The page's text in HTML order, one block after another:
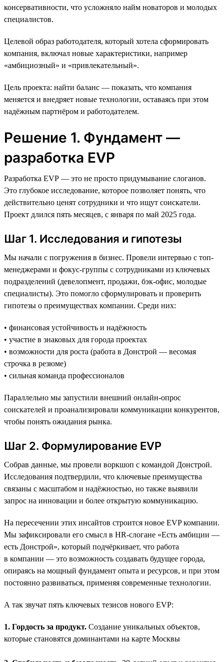
консервативности, что усложняло найм новаторов и молодых
специалистов.
Целевой образ работодателя, который хотела сформировать
компания, включал новые характеристики, например
«амбициозный» и «привлекательный».
Цель проекта: найти баланс — показать, что компания
меняется и внедряет новые технологии, оставаясь при этом
надёжным партнёром и работодателем.
Решение 1. Фундамент —
разработка EVP
Разработка EVP — это не просто придумывание слоганов.
Это глубокое исследование, которое позволяет понять, что
действительно ценят сотрудники и что ищут соискатели.
Проект длился пять месяцев, с января по май 2025 года.
Шаг 1. Исследования и гипотезы
Мы начали с погружения в бизнес. Провели интервью с топ-
менеджерами и фокус-группы с сотрудниками из ключевых
подразделений (девелопмент, продажи, бэк-офис, молодые
специалисты). Это помогло сформулировать и проверить
гипотезы о преимуществах компании. Среди них:
• финансовая устойчивость и надёжность
• участие в знаковых для города проектах
• возможности для роста (работа в Донстрой — весомая
строчка в резюме)
• сильная команда профессионалов
Параллельно мы запустили внешний онлайн-опрос
соискателей и проанализировали коммуникации конкурентов,
чтобы понять ожидания рынка.
Шаг 2. Формулирование EVP
Собрав данные, мы провели воркшоп с командой Донстрой.
Исследования подтвердили, что ключевые преимущества
связаны с масштабом и надёжностью, но также выявили
запрос на инновации и более открытую коммуникацию.
На пересечении этих инсайтов строится новое EVP компании.
Мы зафиксировали его смысл в HR-слогане «Есть амбиции —
есть Донстрой», который подчёркивает, что работа
в компании — это возможность создавать будущее города,
опираясь на мощный фундамент опыта и ресурсов, и при этом
постоянно развиваться, применяя современные технологии.
А так звучат пять ключевых тезисов нового EVP:
1. Гордость за продукт. Создание уникальных объектов,
которые становятся доминантами на карте Москвы